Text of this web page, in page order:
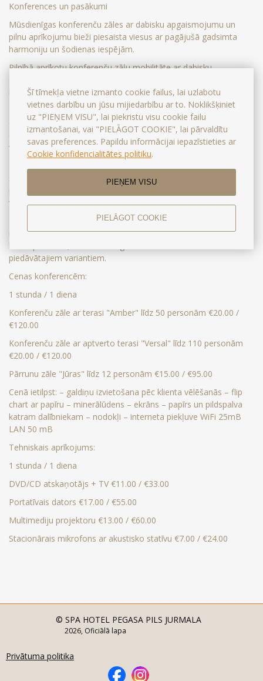
Šī tīmekļa vietne izmanto cookie failus, lai uzlabotu
vietnes darbību un jūsu mijiedarbību ar to. Noklikšķiniet
uz "PIEŅEM VISU", lai piekristu visu cookie failu
izmantošanai, vai "PIELĀGOT COOKIE", lai pārvaldītu
savas preferences. Papildu informācijai iepazīstieties ar
Cookie konfidencialitātes politiku.
PIEŅEM VISU
PIELĀGOT COOKIE
Konferences un pasākumi
Mūsdienīgas konferenču zāles ar dabisku apgaismojumu un
pilnu aprīkojumu bieži piesaista viesus ar pagājušā gadsimta
harmoniju un šodienas iespējām.
Pilnībā aprīkotu konferenču zāļu mobilitāte ar dabisku
harmoniju un mūsdienu ērtībām.
Kafijas pārtraukumiem, biznesa pusdienām, vakariņām vai
citiem banketiem mūsu restorāna šefpavārs ir sagatavojis īpašu
ēdienkarti, kuru raksturo profesionāla, autora vai tradicionāla
virtuve, izcila garša un elegants noformējums.
šefpavāra, kuras paredzētas kafijas pārtraukumiem, biznesa
pusdienām, galas vakariņām un banketiem, izceļas ar autoru
virtuves un tradicionālās virtuves eleganci un profesionalitāti.
Pasākumu organizācija var būt īpaši daudzveidīga, izmantojot
nestandarta telpas: biznesa pusdienas uz terases, aperitīvu vai
piedāvātajiem variantiem.
Cenas konferencēm:
1 stunda / 1 diena
Konferenču zāle ar terasi "Amber" līdz 50 personām €20.00 /
€120.00
Konferenču zāle ar aptverto terasi "Versal" līdz 110 personām
€20.00 / €120.00
Pārrunu zāle "Jūras" līdz 12 personām €15.00 / €95.00
Cenā ietilpst: – galdiņu izvietošana pēc klienta vēlēšanās – flip
chart ar papīru – minerālūdens – ekrāns – papīrs un pildspalva
katram dalībniekam – nodokļi – interneta piekļuve WiFi 25mB
LAN 50 mB
Tehniskais aprīkojums:
1 stunda / 1 diena
DVD/CD atskaņotājs + TV €11.00 / €33.00
Portatīvais dators €17.00 / €55.00
Multimediju projektoru €13.00 / €60.00
Stacionārais mikrofons ar akustisko statīvu €7.00 / €24.00
© SPA HOTEL PEGASA PILS JURMALA
2026, Oficiālā lapa
Privātuma politika